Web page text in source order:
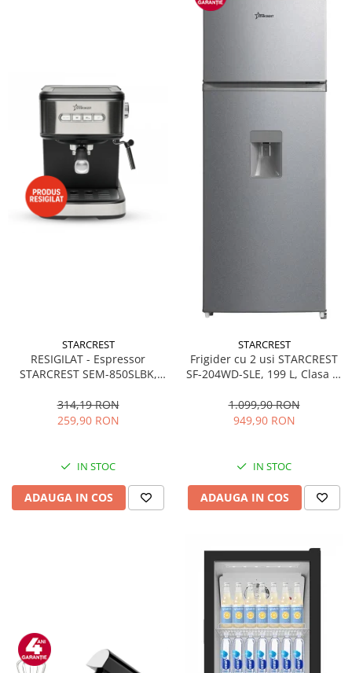
STARCREST
RESIGILAT - Espressor
STARCREST SEM-850SLBK,
detasabil 1.5L, dispozitiv
spumare, filtru dublu din
314,19 RON
259,90 RON
IN STOC
ADAUGA IN COS
STARCREST
Frigider cu 2 usi STARCREST
SF-204WD-SLE, 199 L, Clasa E,
Termostat Ajustabil, Usi
reversibile, H 143 cm, Argintiu
1.099,90 RON
949,90 RON
IN STOC
ADAUGA IN COS